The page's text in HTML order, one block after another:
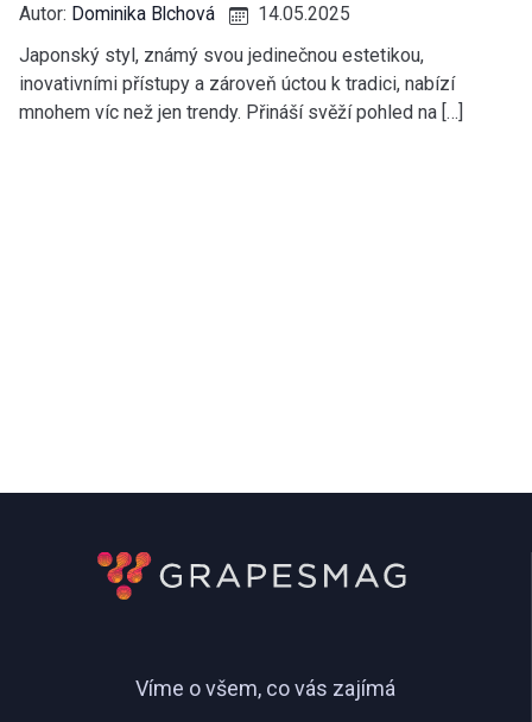
Autor: Dominika Blchová
14.05.2025
Japonský styl, známý svou jedinečnou estetikou,
inovativními přístupy a zároveň úctou k tradici, nabízí
mnohem víc než jen trendy. Přináší svěží pohled na […]
Víme o všem, co vás zajímá